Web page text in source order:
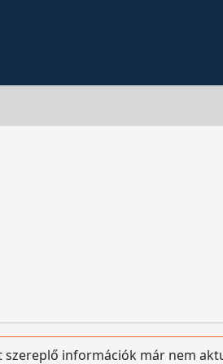
szereplő információk már nem